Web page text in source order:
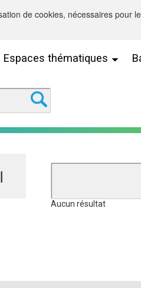
Espaces thématiques
Aucun résultat
de cookies, nécessaires